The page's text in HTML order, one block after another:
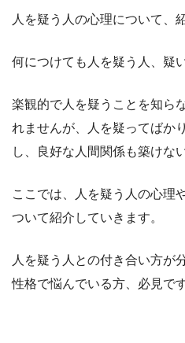
人を疑う人の心理について、
何につけても人を疑う人、疑
楽観的で人を疑うことを知ら
れませんが、人を疑ってばか
し、良好な人間関係も築けな
ここでは、人を疑う人の心理
ついて紹介していきます。
人を疑う人との付き合い方が
性格で悩んでいる方、必見です